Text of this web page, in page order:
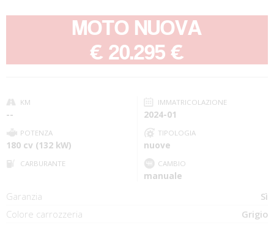
MOTO NUOVA
€ 20.295 €
KM
--
IMMATRICOLAZIONE
2024-01
POTENZA
180 cv (132 kW)
TIPOLOGIA
nuove
CARBURANTE CAMBIO
manuale
Garanzia
Sì
Colore carrozzeria
Grigio